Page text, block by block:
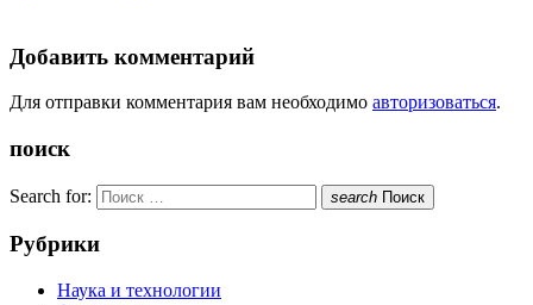
Добавить комментарий
Для отправки комментария вам необходимо авторизоваться.
поиск
Search for: search Поиск
Рубрики
Наука и технологии